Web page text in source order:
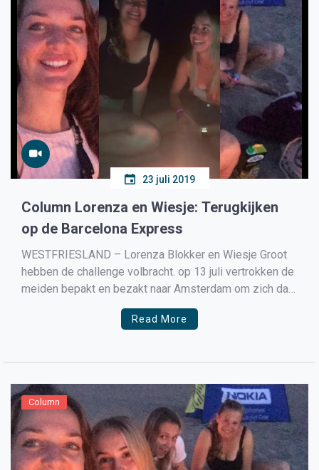
23 juli 2019
Column Lorenza en Wiesje: Terugkijken
op de Barcelona Express
WESTFRIESLAND – Lorenza Blokker en Wiesje Groot
hebben de challenge volbracht. op 13 juli vertrokken de
meiden bepakt en bezakt naar Amsterdam om zich daar
te melden voor de Barcelona Express.
Read More
Column